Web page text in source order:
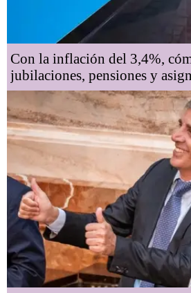
Con la inflación del 3,4%,
jubilaciones, pensiones y